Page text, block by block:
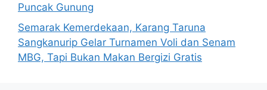
Puncak Gunung
Semarak Kemerdekaan, Karang Taruna
Sangkanurip Gelar Turnamen Voli dan Senam
MBG, Tapi Bukan Makan Bergizi Gratis